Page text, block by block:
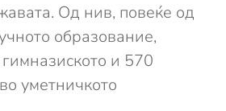
Од нив, повеќе од
образование,
и 570
уметничкото